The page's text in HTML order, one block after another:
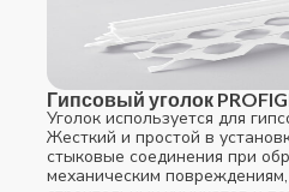
Гипсовый уголок
Уголок используется для
Жесткий и простой в
стыковые соединения при
механическим